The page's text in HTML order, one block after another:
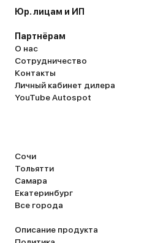
Юр. лицам и ИП
Партнёрам
О нас
Сотрудничество
Контакты
Личный кабинет дилера
YouTube Autospot
Сочи
Тольятти
Самара
Екатеринбург
Все города
Описание продукта